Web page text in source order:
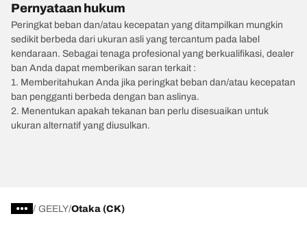
Pernyataan hukum
Peringkat beban dan/atau kecepatan yang ditampilkan mungkin
sedikit berbeda dari ukuran asli yang tercantum pada label
kendaraan. Sebagai tenaga profesional yang berkualifikasi, dealer
ban Anda dapat memberikan saran terkait :
1. Memberitahukan Anda jika peringkat beban dan/atau kecepatan
ban pengganti berbeda dengan ban aslinya.
2. Menentukan apakah tekanan ban perlu disesuaikan untuk
ukuran alternatif yang diusulkan.
/ GEELY Otaka (CK)